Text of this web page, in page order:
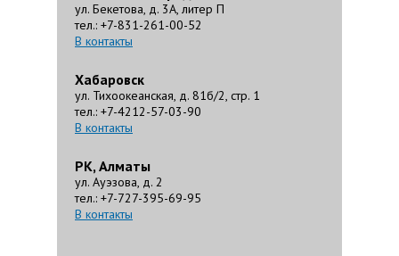
ул. Бекетова, д. 3А, литер П
тел.: +7-831-261-00-52
В контакты
Хабаровск
ул. Тихоокеанская, д. 81б/2, стр. 1
тел.: +7-4212-57-03-90
В контакты
РК, Алматы
ул. Ауэзова, д. 2
тел.: +7-727-395-69-95
В контакты